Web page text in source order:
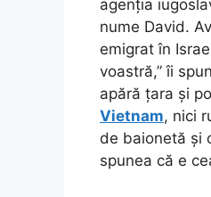
agenția
nume David.
emigrat în
voastră,” îi
apără țara și
Vietnam, nici
de baionetă și
spunea că e